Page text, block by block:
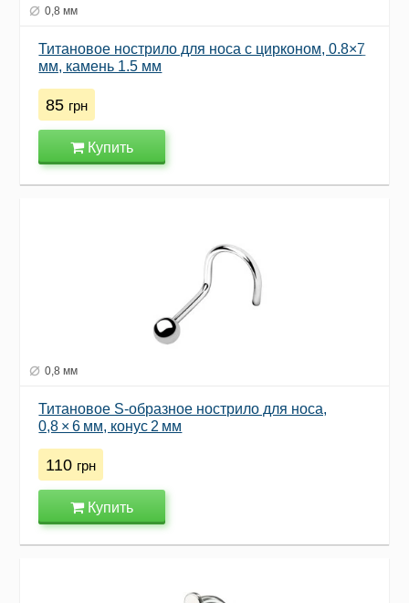
0,8 мм
Титановое нострило для носа с цирконом, 0.8×7
мм, камень 1.5 мм
85 грн
Купить
0,8 мм
Титановое S‑образное нострило для носа,
0,8 × 6 мм, конус 2 мм
110 грн
Купить